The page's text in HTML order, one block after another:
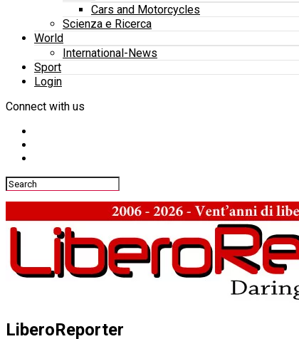
Cars and Motorcycles
Scienza e Ricerca
World
International-News
Sport
Login
Connect with us
LiberoReporter